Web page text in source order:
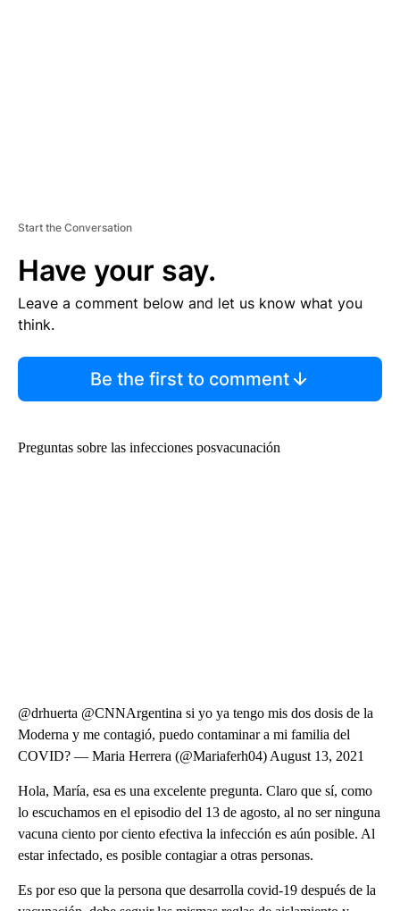
Start the Conversation
Have your say.
Leave a comment below and let us know what you
think.
Be the first to comment
Preguntas sobre las infecciones posvacunación
@drhuerta @CNNArgentina si yo ya tengo mis dos dosis de la
Moderna y me contagió, puedo contaminar a mi familia del
COVID? — Maria Herrera (@Mariaferh04) August 13, 2021
Hola, María, esa es una excelente pregunta. Claro que sí, como
lo escuchamos en el episodio del 13 de agosto, al no ser ninguna
vacuna ciento por ciento efectiva la infección es aún posible. Al
estar infectado, es posible contagiar a otras personas.
Es por eso que la persona que desarrolla covid-19 después de la